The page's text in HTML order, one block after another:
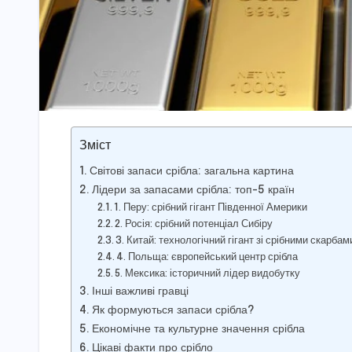
Зміст
Світові запаси срібла: загальна картина
Лідери за запасами срібла: топ-5 країн
1. Перу: срібний гігант Південної Америки
2. Росія: срібний потенціал Сибіру
3. Китай: технологічний гігант зі срібними
4. Польща: європейський центр срібла
5. Мексика: історичний лідер видобутку
Інші важливі гравці
Як формуються запаси срібла?
Економічне та культурне значення срібла
Цікаві факти про срібло